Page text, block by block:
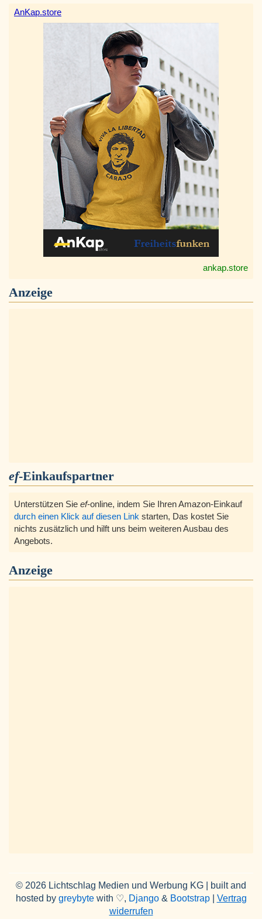
AnKap.store
ankap.store
Anzeige
ef-Einkaufspartner
Unterstützen Sie ef-online, indem Sie Ihren Amazon-Einkauf
durch einen Klick auf diesen Link starten, Das kostet Sie
nichts zusätzlich und hilft uns beim weiteren Ausbau des
Angebots.
Anzeige
© 2026 Lichtschlag Medien und Werbung KG | built and
hosted by greybytewith ♡, Django& Bootstrap| Vertrag
widerrufen